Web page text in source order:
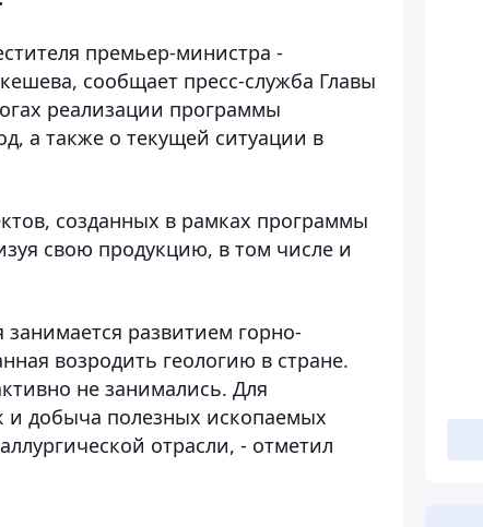
премьер-министра -
сообщает пресс-служба Главы
реализации программы
а также о текущей ситуации в
созданных в рамках программы
свою продукцию, в том числе и
развитием горно-
возродить геологию в стране.
не занимались. Для
и добыча полезных ископаемых
отрасли, - отметил